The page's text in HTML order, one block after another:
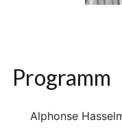
Programm
Alphonse